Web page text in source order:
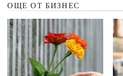
ОЩЕ ОТ БИЗНЕС